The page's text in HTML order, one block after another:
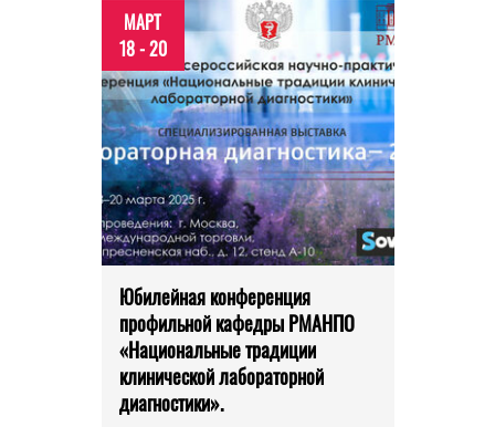
МАРТ
18 - 20
Юбилейная конференция
профильной кафедры РМАНПО
«Национальные традиции
клинической лабораторной
диагностики».